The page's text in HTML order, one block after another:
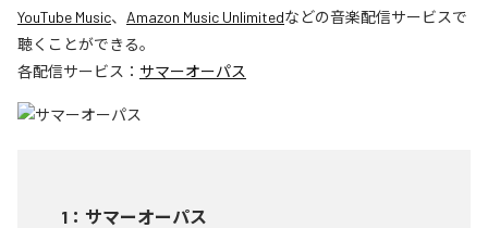
YouTube Music、 Amazon Music Unlimitedなどの音楽配信サービスで
聴くことができる。
各配信サービス： サマーオーパス
1 ： サマーオーパス